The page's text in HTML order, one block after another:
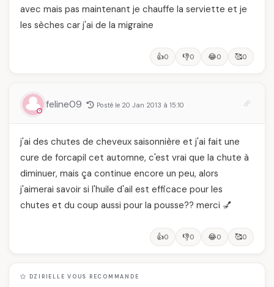
avec mais pas maintenant je chauffe la serviette et je
les sèches car j'ai de la migraine
👍0 👎0 😂0 🥰0
feline09 Posté le 20 Jan 2013 à 15:10
j'ai des chutes de cheveux saisonnière et j'ai fait une
cure de forcapil cet automne, c'est vrai que la chute à
diminuer, mais ça continue encore un peu, alors
j'aimerai savoir si l'huile d'ail est efficace pour les
chutes et du coup aussi pour la pousse?? merci 💅
👍0 👎0 😂0 🥰0
DZIRIELLE VOUS RECOMMANDE